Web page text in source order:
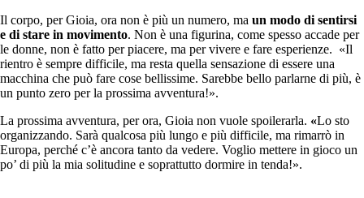
Il corpo, per Gioia, ora non è più un numero, ma un modo di sentirsi
e di stare in movimento. Non è una figurina, come spesso accade per
le donne, non è fatto per piacere, ma per vivere e fare esperienze. «Il
rientro è sempre difficile, ma resta quella sensazione di essere una
macchina che può fare cose bellissime. Sarebbe bello parlarne di più, è
un punto zero per la prossima avventura!».
La prossima avventura, per ora, Gioia non vuole spoilerarla. «Lo sto
organizzando. Sarà qualcosa più lungo e più difficile, ma rimarrò in
Europa, perché c’è ancora tanto da vedere. Voglio mettere in gioco un
po’ di più la mia solitudine e soprattutto dormire in tenda!».